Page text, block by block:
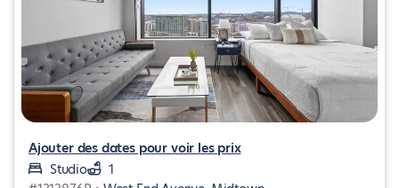
Ajouter des dates pour voir les prix
Studio
1